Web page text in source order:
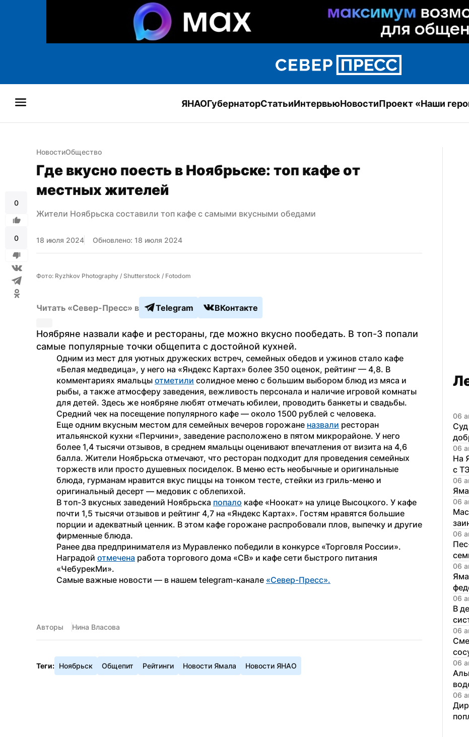
ЯНАОГубернаторСтатьиИнтервьюНовостиПроект «Наши
0
0
НовостиОбщество
Где вкусно поесть в Ноябрьске: топ кафе от
местных жителей
Жители Ноябрьска составили топ кафе с самыми вкусными обедами
18 июля 2024 Обновлено: 18 июля 2024
Фото: Ryzhkov Photography / Shutterstock / Fotodom
Читать «Север-Пресс» в Telegram ВКонтакте
Ноябряне назвали кафе и рестораны, где можно вкусно пообедать. В топ-3 попали
самые популярные точки общепита с достойной кухней.
Одним из мест для уютных дружеских встреч, семейных обедов и ужинов стало кафе
«Белая медведица», у него на «Яндекс Картах» более 350 оценок, рейтинг — 4,8. В
комментариях ямальцы отметили солидное меню с большим выбором блюд из мяса и
рыбы, а также атмосферу заведения, вежливость персонала и наличие игровой комнаты
для детей. Здесь же ноябряне любят отмечать юбилеи, проводить банкеты и свадьбы.
Средний чек на посещение популярного кафе — около 1500 рублей с человека.
Еще одним вкусным местом для семейных вечеров горожане назвали ресторан
итальянской кухни «Перчини», заведение расположено в пятом микрорайоне. У него
более 1,4 тысячи отзывов, в среднем ямальцы оценивают впечатления от визита на 4,6
балла. Жители Ноябрьска отмечают, что ресторан подходит для проведения семейных
торжеств или просто душевных посиделок. В меню есть необычные и оригинальные
блюда, гурманам нравится вкус пиццы на тонком тесте, стейки из гриль-меню и
оригинальный десерт — медовик с облепихой.
В топ-3 вкусных заведений Ноябрьска попало кафе «Ноокат» на улице Высоцкого. У кафе
почти 1,5 тысячи отзывов и рейтинг 4,7 на «Яндекс Картах». Гостям нравятся большие
порции и адекватный ценник. В этом кафе горожане распробовали плов, выпечку и другие
фирменные блюда.
Ранее два предпринимателя из Муравленко победили в конкурсе «Торговля России».
Наградой отмечена работа торгового дома «СВ» и кафе сети быстрого питания
«ЧебурекМи».
Самые важные новости — в нашем telegram-канале «Север-Пресс».
Авторы Нина Власова
Теги: Ноябрьск Общепит Рейтинги Новости Ямала Новости ЯНАО
06
06
На
с
06
06
06
06
06
В
06
06
06